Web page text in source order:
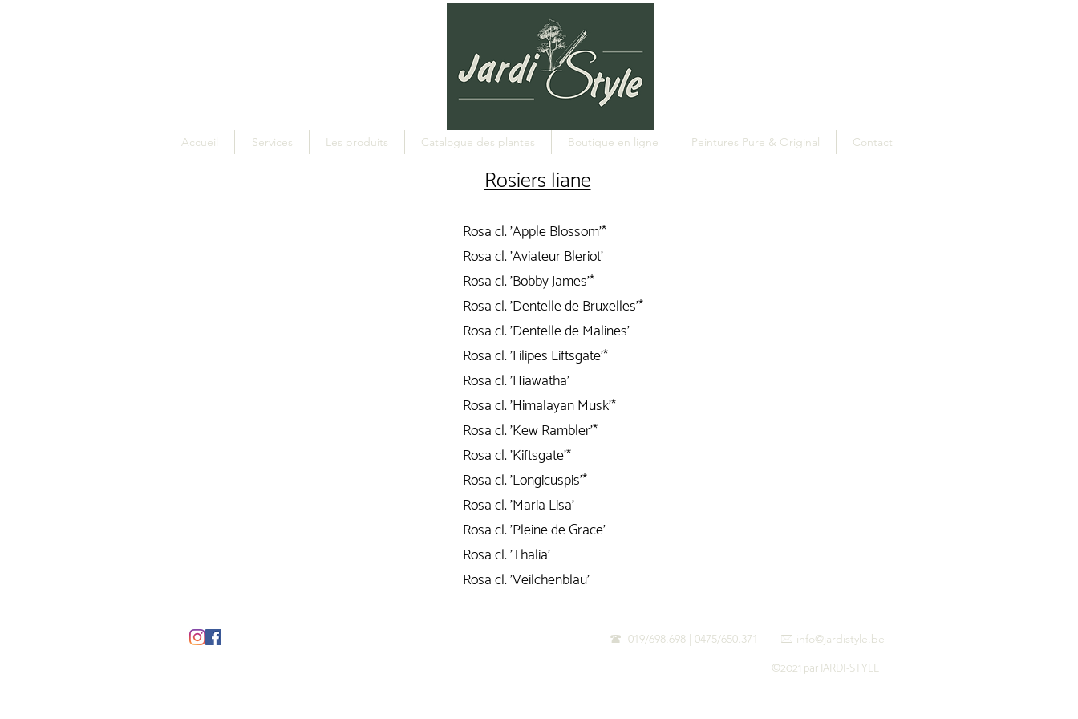
Accueil Services Les produits Catalogue des plantes Boutique en ligne Peintures Pure & Original Contact
Rosiers liane
Rosa cl. 'Apple Blossom'*
Rosa cl. 'Aviateur Bleriot'
Rosa cl. 'Bobby James'*
Rosa cl. 'Dentelle de Bruxelles'*
Rosa cl. 'Dentelle de Malines'
Rosa cl. 'Filipes Eiftsgate'*
Rosa cl. 'Hiawatha'
Rosa cl. 'Himalayan Musk'*
Rosa cl. 'Kew Rambler'*
Rosa cl. 'Kiftsgate'*
Rosa cl. 'Longicuspis'*
Rosa cl. 'Maria Lisa'
Rosa cl. 'Pleine de Grace'
Rosa cl. 'Thalia'
Rosa cl. 'Veilchenblau'
( 019/698.698 | 0475/650.371 * info@jardistyle.be
©2021 par JARDI-STYLE